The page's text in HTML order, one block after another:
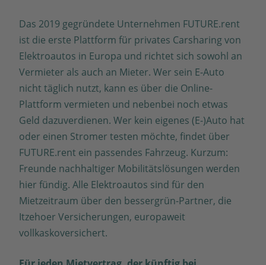
Das 2019 gegründete Unternehmen FUTURE.rent
ist die erste Plattform für privates Carsharing von
Elektroautos in Europa und richtet sich sowohl an
Vermieter als auch an Mieter. Wer sein E-Auto
nicht täglich nutzt, kann es über die Online-
Plattform vermieten und nebenbei noch etwas
Geld dazuverdienen. Wer kein eigenes (E-)Auto hat
oder einen Stromer testen möchte, findet über
FUTURE.rent ein passendes Fahrzeug. Kurzum:
Freunde nachhaltiger Mobilitätslösungen werden
hier fündig. Alle Elektroautos sind für den
Mietzeitraum über den bessergrün-Partner, die
Itzehoer Versicherungen, europaweit
vollkaskoversichert.